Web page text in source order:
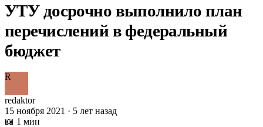
УТУ досрочно выполнило план
перечислений в федеральный
бюджет
R
redaktor
15 ноября 2021 · 5 лет назад
📖 1 мин